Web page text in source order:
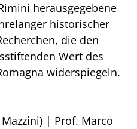
herausgegebene
historischer
die den
Wert des
widerspiegeln.
Mazzini) | Prof. Marco